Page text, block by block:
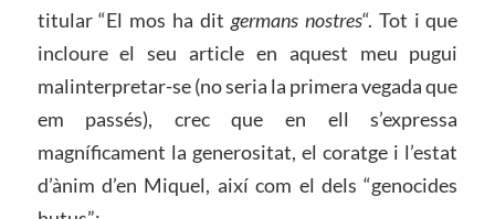
titular “El mos ha dit germans nostres“. Tot i que
incloure el seu article en aquest meu pugui
malinterpretar-se (no seria la primera vegada que
em passés), crec que en ell s’expressa
magníficament la generositat, el coratge i l’estat
d’ànim d’en Miquel, així com el dels “genocides